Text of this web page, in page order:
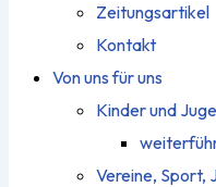
Zeitungsartikel
Kontakt
Von uns für uns
Kinder und
Vereine, Sport,